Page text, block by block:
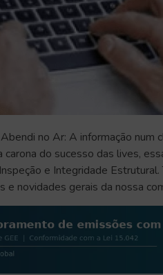
no Ar: A informação num
carona do sucesso das lives,
e Integridade
e novidades gerais da nossa